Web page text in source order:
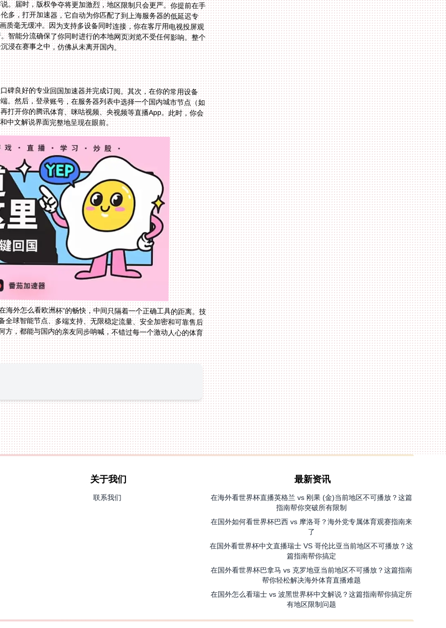
浸在赛事之中，仿佛从未离开国内。
碑良好的专业回国加速器并完成订阅。其次，在你的常用设备
然后，登录账号，在服务器列表中选择一个国内城市节点（如
开你的腾讯体育、咪咕视频、央视频等直播App。此时，你会
中文解说界面完整地呈现在眼前。
海外怎么看欧洲杯”的畅快，中间只隔着一个正确工具的距离。技
全球智能节点、多端支持、无限稳定流量、安全加密和可靠售后
方，都能与国内的亲友同步呐喊，不错过每一个激动人心的体育
关于我们
联系我们
最新资讯
在海外看世界杯直播英格兰 vs 刚果 (金)当前地区不可播放？这篇
指南帮你突破所有限制
在国外如何看世界杯巴西 vs 摩洛哥？海外党专属体育观赛指南来
了
在国外看世界杯中文直播瑞士 VS 哥伦比亚当前地区不可播放？这
篇指南帮你搞定
在国外看世界杯巴拿马 vs 克罗地亚当前地区不可播放？这篇指南
帮你轻松解决海外体育直播难题
在国外怎么看瑞士 vs 波黑世界杯中文解说？这篇指南帮你搞定所
有地区限制问题